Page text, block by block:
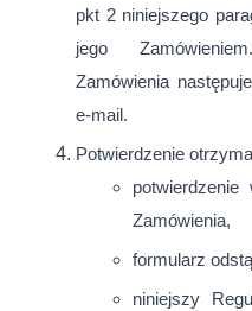
pkt 2 niniejszego
jego
Zamówienia
e-mail.
Potwierdzenie
Zamówienia,
formularz
niniejszy